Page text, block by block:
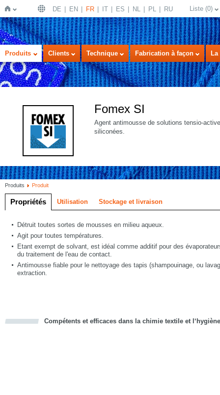
Page
DE EN FR IT ES NL PL RU Liste (0)
Produits Clients Technique Fabrication à façon
Fomex SI
Agent antimousse de solutions tensio-
siliconées.
Produits Produit
Propriétés Utilisation Stockage et livraison
Détruit toutes sortes de mousses en milieu aqueux.
Agit pour toutes températures.
Etant exempt de solvant, est idéal comme additif pour des
du traitement de l'eau de contact.
Antimousse fiable pour le nettoyage des tapis (shampouinage, ou
extraction.
Compétents et efficaces dans la chimie textile et l‘hygiène